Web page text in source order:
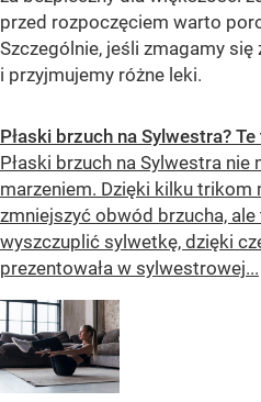
przed rozpoczęciem warto
Szczególnie, jeśli zmagamy
i przyjmujemy różne leki.
Płaski brzuch na Sylwestra?
Płaski brzuch na Sylwestra nie
marzeniem. Dzięki kilku trikom
zmniejszyć obwód brzucha,
wyszczuplić sylwetkę, dzięki
prezentowała w sylwestrowej...